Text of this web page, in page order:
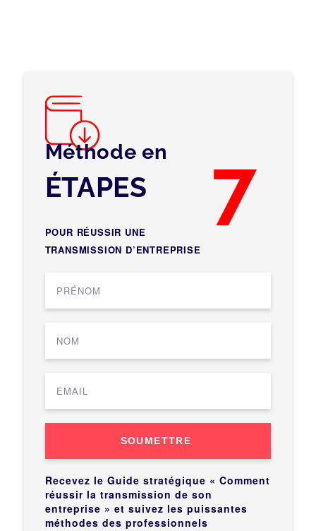
Méthode en 7
ÉTAPES
POUR RÉUSSIR UNE
TRANSMISSION D’ENTREPRISE
SOUMETTRE
Recevez le Guide stratégique « Comment
réussir la transmission de son
entreprise » et suivez les puissantes
méthodes des professionnels